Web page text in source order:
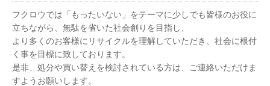
フクロウでは「もったいない」をテーマに少しでも皆様のお役に
立ちながら、無駄を省いた社会創りを目指し、
より多くのお客様にリサイクルを理解していただき、社会に根付
く事を目標に致しております。
是非、処分や買い替えを検討されている方は、ご連絡いただけま
すようお願いします。